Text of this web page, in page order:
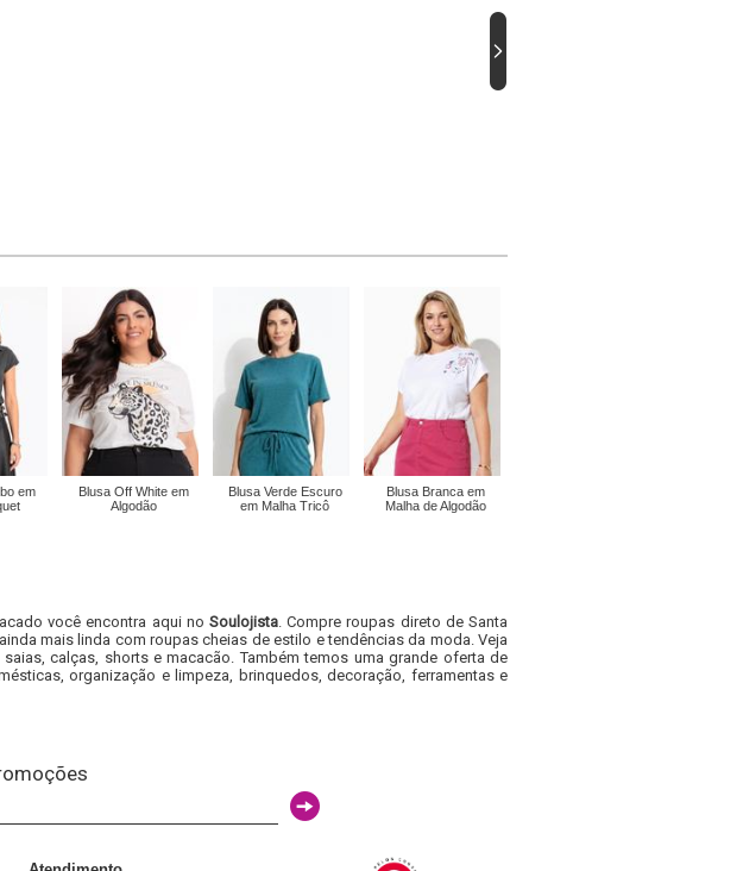
em
Blusa Off White em
Algodão
Blusa Verde Escuro
em Malha Tricô
Blusa Branca em
Malha de Algodão
você encontra aqui no Soulojista. Compre roupas direto de Santa
mais linda com roupas cheias de estilo e tendências da moda. Veja
calças, shorts e macacão. Também temos uma grande oferta de
organização e limpeza, brinquedos, decoração, ferramentas e